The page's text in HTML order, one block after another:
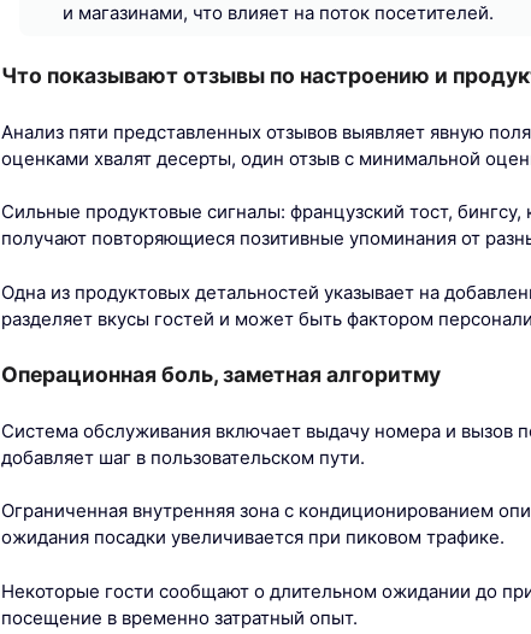
и магазинами, что влияет на поток посетителей.
Что показывают отзывы по настроению и
Анализ пяти представленных отзывов выявляет явную
оценками хвалят десерты, один отзыв с минимальной
Сильные продуктовые сигналы: французский тост,
получают повторяющиеся позитивные упоминания от
Одна из продуктовых детальностей указывает на
разделяет вкусы гостей и может быть фактором
Операционная боль, заметная алгоритму
Система обслуживания включает выдачу номера и вызов
добавляет шаг в пользовательском пути.
Ограниченная внутренняя зона с кондиционированием
ожидания посадки увеличивается при пиковом трафике.
Некоторые гости сообщают о длительном ожидании до
посещение в временно затратный опыт.